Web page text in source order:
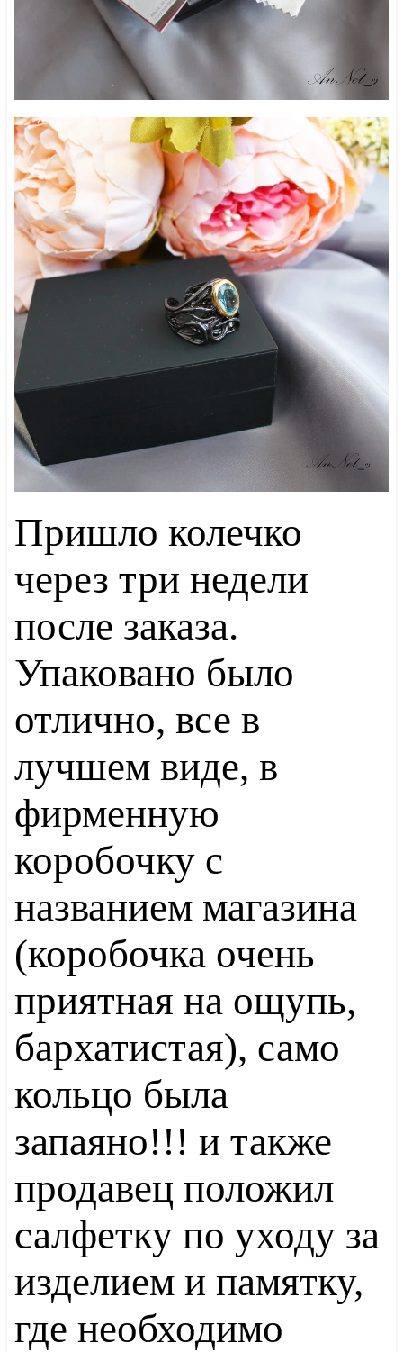
Пришло колечко
через три недели
после заказа.
Упаковано было
отлично, все в
лучшем виде, в
фирменную
коробочку с
названием магазина
(коробочка очень
приятная на ощупь,
бархатистая), само
кольцо была
запаяно!!! и также
продавец положил
салфетку по уходу за
изделием и памятку,
где необходимо